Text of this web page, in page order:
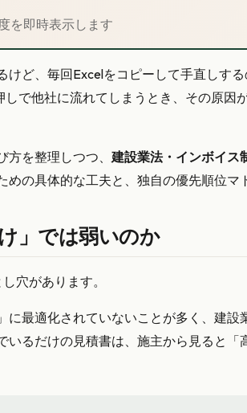
を即時表示します
けど、毎回Excelをコピーして手直し
で他社に流れてしまうとき、その原因
を整理しつつ、 建設業法・インボイス
の具体的な工夫と、独自の優先順位マ
」では弱いのか
穴があります。
に最適化されていないことが多く、建
いるだけの見積書は、施主から見ると